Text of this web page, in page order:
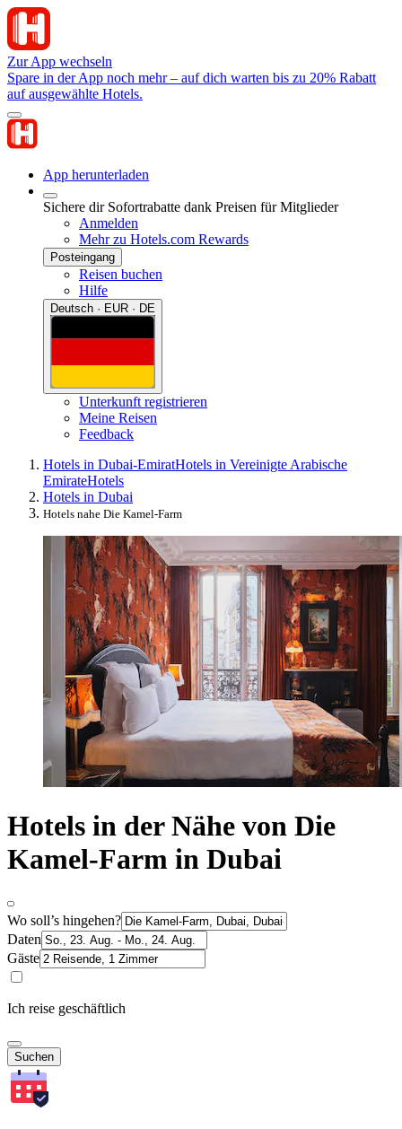
Zur App wechseln
Spare in der App noch mehr – auf dich warten bis zu 20% Rabatt
auf ausgewählte Hotels.
App herunterladen
Sichere dir Sofortrabatte dank Preisen für Mitglieder
Anmelden
Mehr zu Hotels.com Rewards
Posteingang
Reisen buchen
Hilfe
Deutsch · EUR · DE
Unterkunft registrieren
Meine Reisen
Feedback
Hotels in Dubai-EmiratHotels in Vereinigte Arabische
EmirateHotels
Hotels in Dubai
Hotels nahe Die Kamel-Farm
Hotels in der Nähe von Die
Kamel-Farm in Dubai
Wo soll’s hingehen?
Daten
Gäste
Ich reise geschäftlich
Suchen